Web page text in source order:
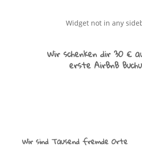
Widget not in any
Wir schenken dir 30 €
erste AirBnB
Wir sind Tausend fremde Orte